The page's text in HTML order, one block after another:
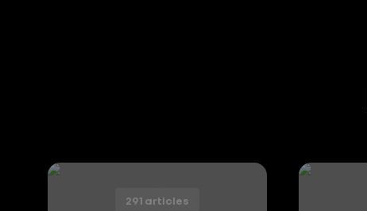
291 articles